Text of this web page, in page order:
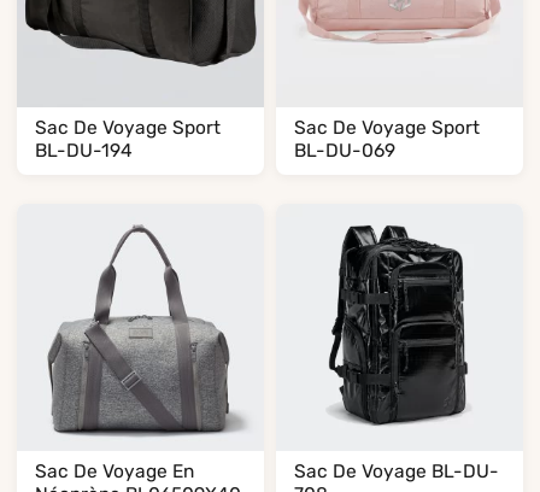
Sac De Voyage Sport
BL-DU-194
Sac De Voyage Sport
BL-DU-069
Sac De Voyage En
Sac De Voyage BL-DU-